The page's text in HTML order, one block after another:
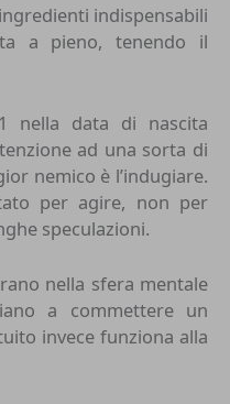
indispensabili
a pieno, tenendo il
nella data di nascita
ad una sorta di
nemico è l’indugiare.
per agire, non per
speculazioni.
nella sfera mentale
a commettere un
invece funziona alla